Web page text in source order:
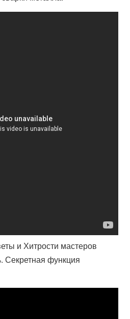
и Хитрости мастеров
Секретная функция